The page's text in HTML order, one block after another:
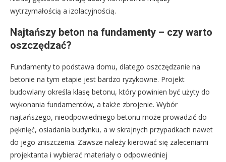
wytrzymałością a izolacyjnością.
Najtańszy beton na fundamenty – czy warto
oszczędzać?
Fundamenty to podstawa domu, dlatego oszczędzanie na
betonie na tym etapie jest bardzo ryzykowne. Projekt
budowlany określa klasę betonu, który powinien być użyty do
wykonania fundamentów, a także zbrojenie. Wybór
najtańszego, nieodpowiedniego betonu może prowadzić do
pęknięć, osiadania budynku, a w skrajnych przypadkach nawet
do jego zniszczenia. Zawsze należy kierować się zaleceniami
projektanta i wybierać materiały o odpowiedniej